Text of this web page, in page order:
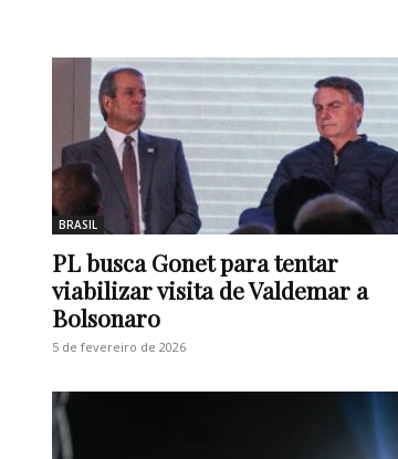
BRASIL
PL busca Gonet para tentar
viabilizar visita de Valdemar a
Bolsonaro
5 de fevereiro de 2026